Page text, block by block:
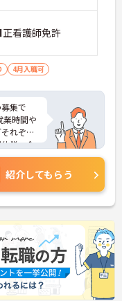
正看護師免許
4月入職可
集で
時間や
れぞれ
業・介
フイベ
が整っ
伝えし
紹介してもらう